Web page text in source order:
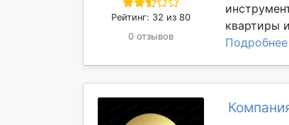
Рейтинг: 32 из 80
0 отзывов
квартиры
Подробнее